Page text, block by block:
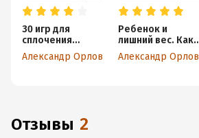
З0 игр для
сплочения
команды.
В педагогике,
Александр Орлов
Ребенок и
лишний вес. Как
справиться и
предотвратить
Александр Орлов
Отзывы 2